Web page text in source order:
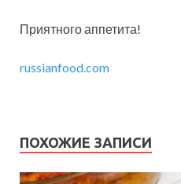
Приятного аппетита!
russianfood.com
ПОХОЖИЕ ЗАПИСИ